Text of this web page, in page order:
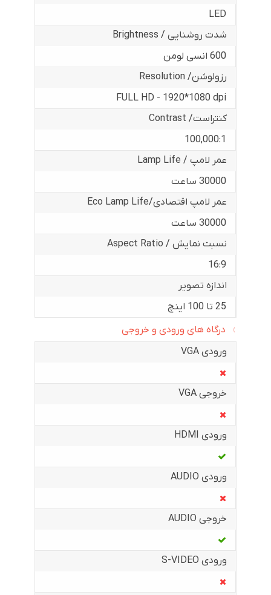
LED
شدت روشنایی / Brightness
600 انسی لومن
رزولوشن/ Resolution
FULL HD - 1920*1080 dpi
کنتراست/ Contrast
100,000:1
عمر لامپ / Lamp Life
30000 ساعت
عمر لامپ اقتصادی/Eco Lamp Life
30000 ساعت
نسبت نمایش / Aspect Ratio
16:9
اندازه تصویر
25 تا 100 اینچ
درگاه های ورودی و خروجی
ورودی VGA
خروجی VGA
ورودی HDMI
ورودی AUDIO
خروجی AUDIO
ورودی S-VIDEO